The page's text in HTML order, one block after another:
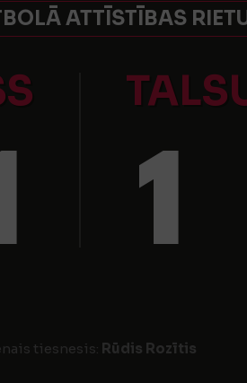
ATTĪSTĪBAS
1
tiesnesis: Rūdis Rozītis